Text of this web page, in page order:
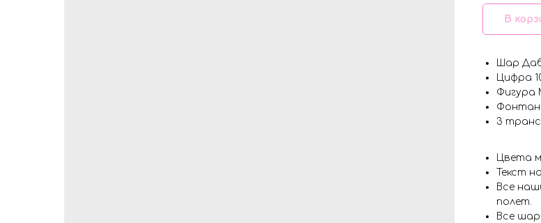
В
Шар
Цифра
Фигура
Фонтан
3
Цвета
Текст
Все
полет.
Все